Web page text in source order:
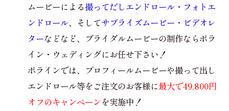
ムービーによる撮ってだしエンドロール・フォトエ
ンドロール、そしてサプライズムービー・ビデオレ
ターなどなど、ブライダルムービーの制作ならポラ
イン・ウェディングにお任せ下さい！
ポラインでは、プロフィールムービーや撮って出し
エンドロール等をご注文のお客様に最大で49,800円
オフのキャンペーンを実施中！